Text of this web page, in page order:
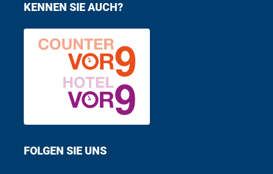
KENNEN SIE AUCH?
FOLGEN SIE UNS